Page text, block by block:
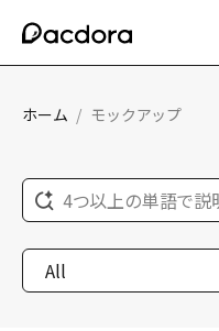
ホーム / モックアップ
4つ以上の単語で説
All